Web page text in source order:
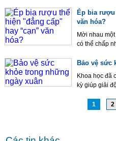
Ép bia
văn hóa?
Mời nhau
có thể chấp
Bảo vệ sức
Khoa học đã
kỳ giúp giải
1 2